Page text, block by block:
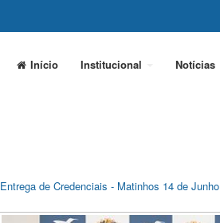
Início Institucional Notícias
Entrega de Credenciais - Matinhos 14 de Junho